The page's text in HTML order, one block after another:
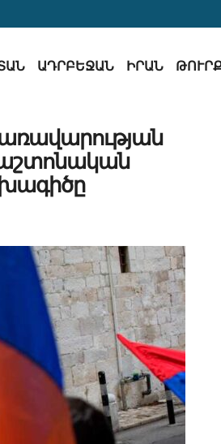
ԱԴՐԲԵՋԱՆ ԻՐԱՆ